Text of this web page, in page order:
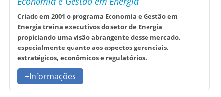
Criado em 2001 o programa Economia e Gestão em
Energia treina executivos do setor de Energia
propiciando uma visão abrangente desse mercado,
especialmente quanto aos aspectos gerenciais,
estratégicos, econômicos e regulatórios.
+Informações